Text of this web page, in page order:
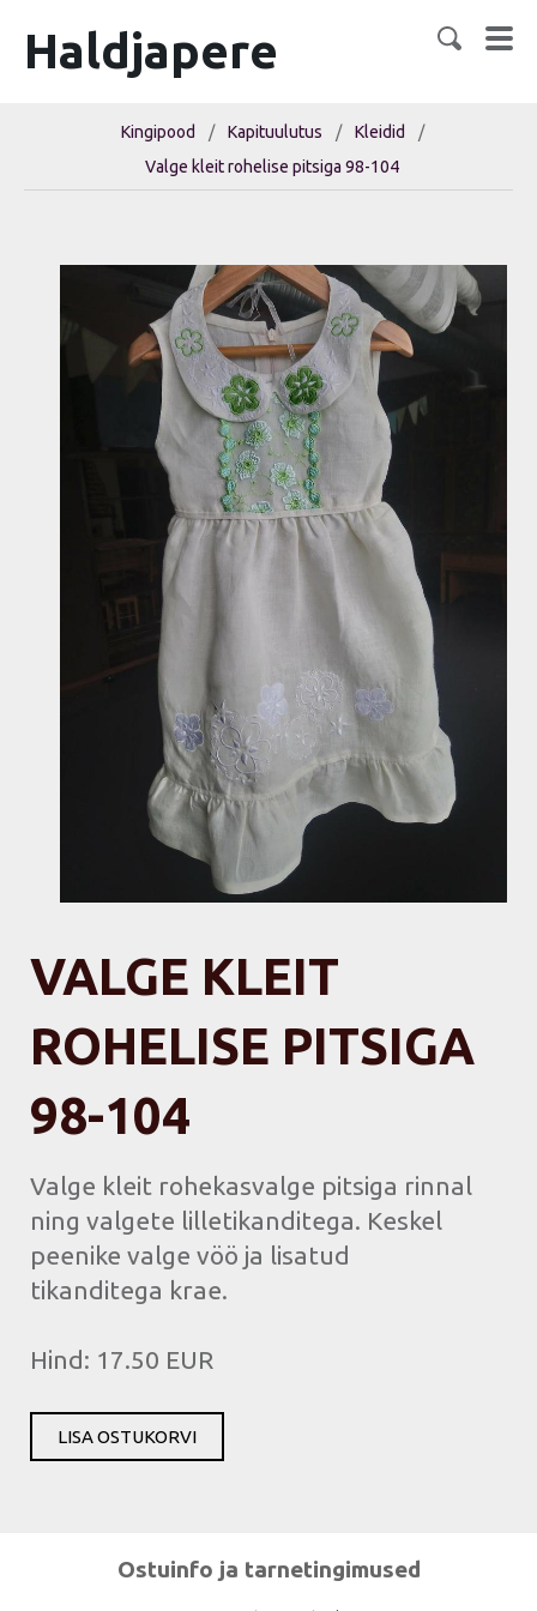
Haldjapere
Kingipood / Kapituulutus / Kleidid
/
Valge kleit rohelise pitsiga 98-104
VALGE KLEIT
ROHELISE PITSIGA
98-104
Valge kleit rohekasvalge pitsiga rinnal
ning valgete lilletikanditega. Keskel
peenike valge vöö ja lisatud
tikanditega krae.
Hind: 17.50 EUR
LISA OSTUKORVI
Ostuinfo ja tarnetingimused